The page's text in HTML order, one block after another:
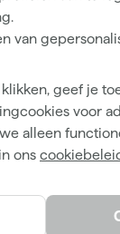
van
geef je
voor
alleen
ons